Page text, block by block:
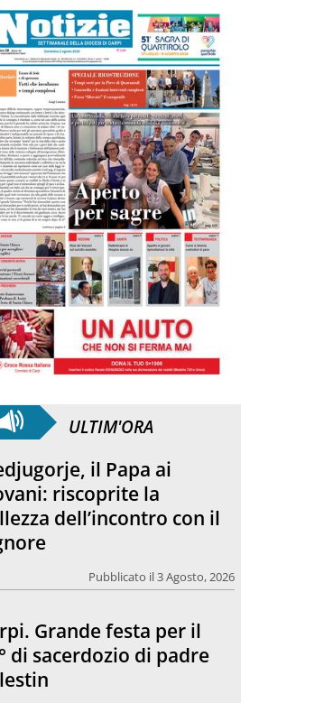
ULTIM'ORA
il Papa ai
riscoprite la
dell’incontro con il
Pubblicato il 3 Agosto, 2026
Grande festa per il
di sacerdozio di padre